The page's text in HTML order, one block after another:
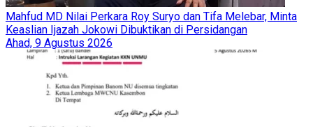
Mahfud MD Nilai Perkara Roy Suryo dan Tifa Melebar, Minta
Keaslian Ijazah Jokowi Dibuktikan di Persidangan
Ahad, 9 Agustus 2026